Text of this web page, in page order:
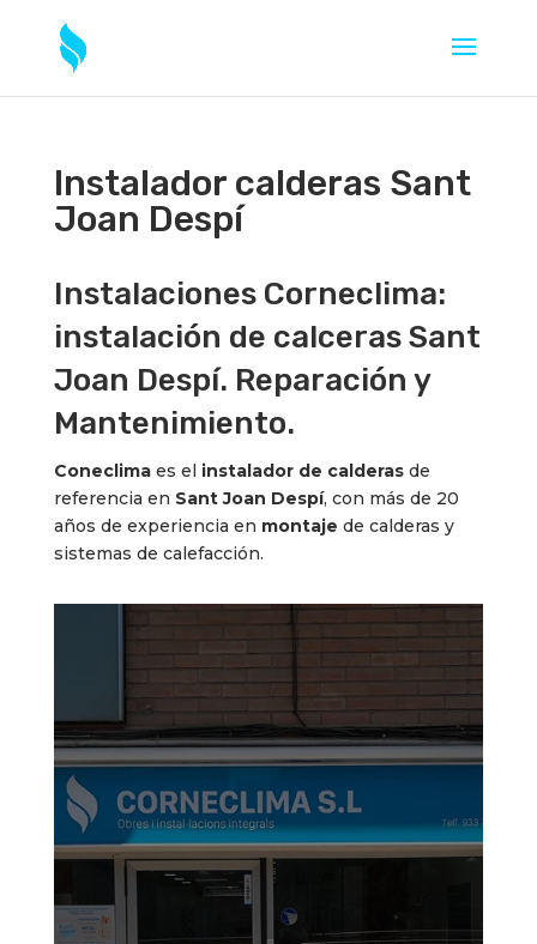
Instalador calderas Sant
Joan Despí
Instalaciones Corneclima:
instalación de calceras Sant
Joan Despí. Reparación y
Mantenimiento.
Coneclimaes el instalador de calderasde
referencia en Sant Joan Despí, con más de 20
años de experiencia en montaje de calderas y
sistemas de calefacción.